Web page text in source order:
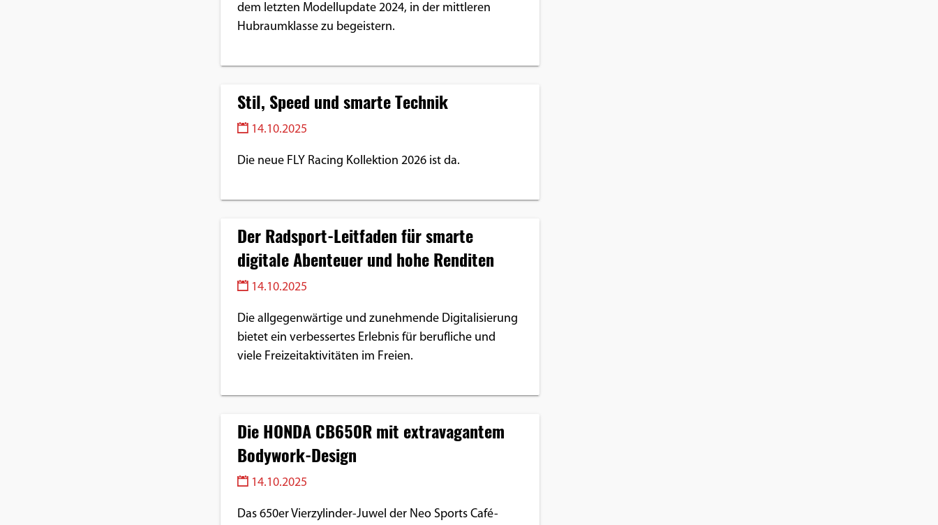
dem letzten Modellupdate 2024, in der mittleren
Hubraumklasse zu begeistern.
Stil, Speed und smarte Technik
14.10.2025
Die neue FLY Racing Kollektion 2026 ist da.
Der Radsport-Leitfaden für smarte
digitale Abenteuer und hohe Renditen
14.10.2025
Die allgegenwärtige und zunehmende Digitalisierung
bietet ein verbessertes Erlebnis für berufliche und
viele Freizeitaktivitäten im Freien.
Die HONDA CB650R mit extravagantem
Bodywork-Design
14.10.2025
Das 650er Vierzylinder-Juwel der Neo Sports Café-